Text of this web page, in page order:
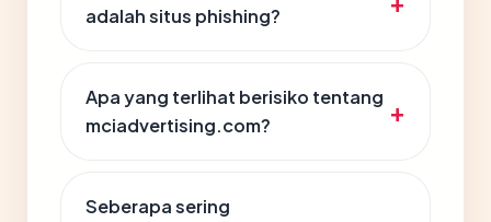
adalah situs phishing?
Apa yang terlihat berisiko tentang
mciadvertising.com?
Seberapa sering